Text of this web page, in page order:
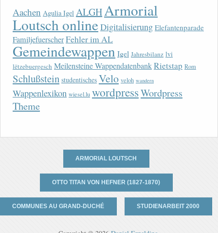
Aachen Agulia Igel ALGHArmorial
Loutsch onlineDigitalisierung Elefantenparade
FamiljefuerscherFehler im AL
Gemeindewappen Igel Jahresbilanz lvi
lëtzebuergesch Meilensteine WappendatenbankRietstap Rom
Schlußstein studentisches Velo veloh wandern
Wappenlexikon wiesel.lu wordpressWordpress
Theme
ARMORIAL LOUTSCH
OTTO TITAN VON HEFNER (1827-1870)
COMMUNES AU GRAND-DUCHÉ STUDIENARBEIT 2000